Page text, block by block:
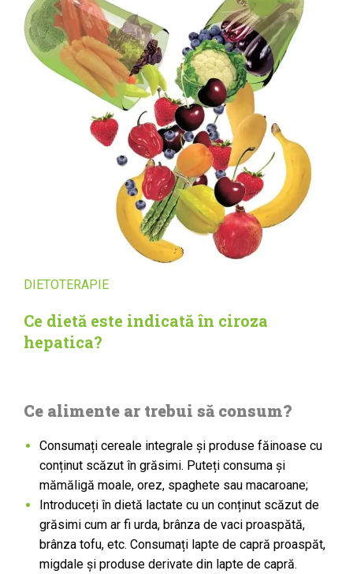
Ce dietă este indicată în ciroza
hepatica?
Ce alimente ar trebui să consum?
Consumați cereale integrale și produse făinoase cu
conținut scăzut în grăsimi. Puteți consuma și
mămăligă moale, orez, spaghete sau macaroane;
Introduceți în dietă lactate cu un conținut scăzut de
grăsimi cum ar fi urda, brânza de vaci proaspătă,
brânza tofu, etc. Consumați lapte de capră proaspăt,
migdale şi produse derivate din lapte de capră.
DIETOTERAPIE